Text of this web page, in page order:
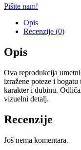
Pišite nam!
Opis
Recenzije (0)
Opis
Ova reprodukcija
izražene poteze i
karakter i dubinu.
vizuelni detalj.
Recenzije
Još nema komentara.